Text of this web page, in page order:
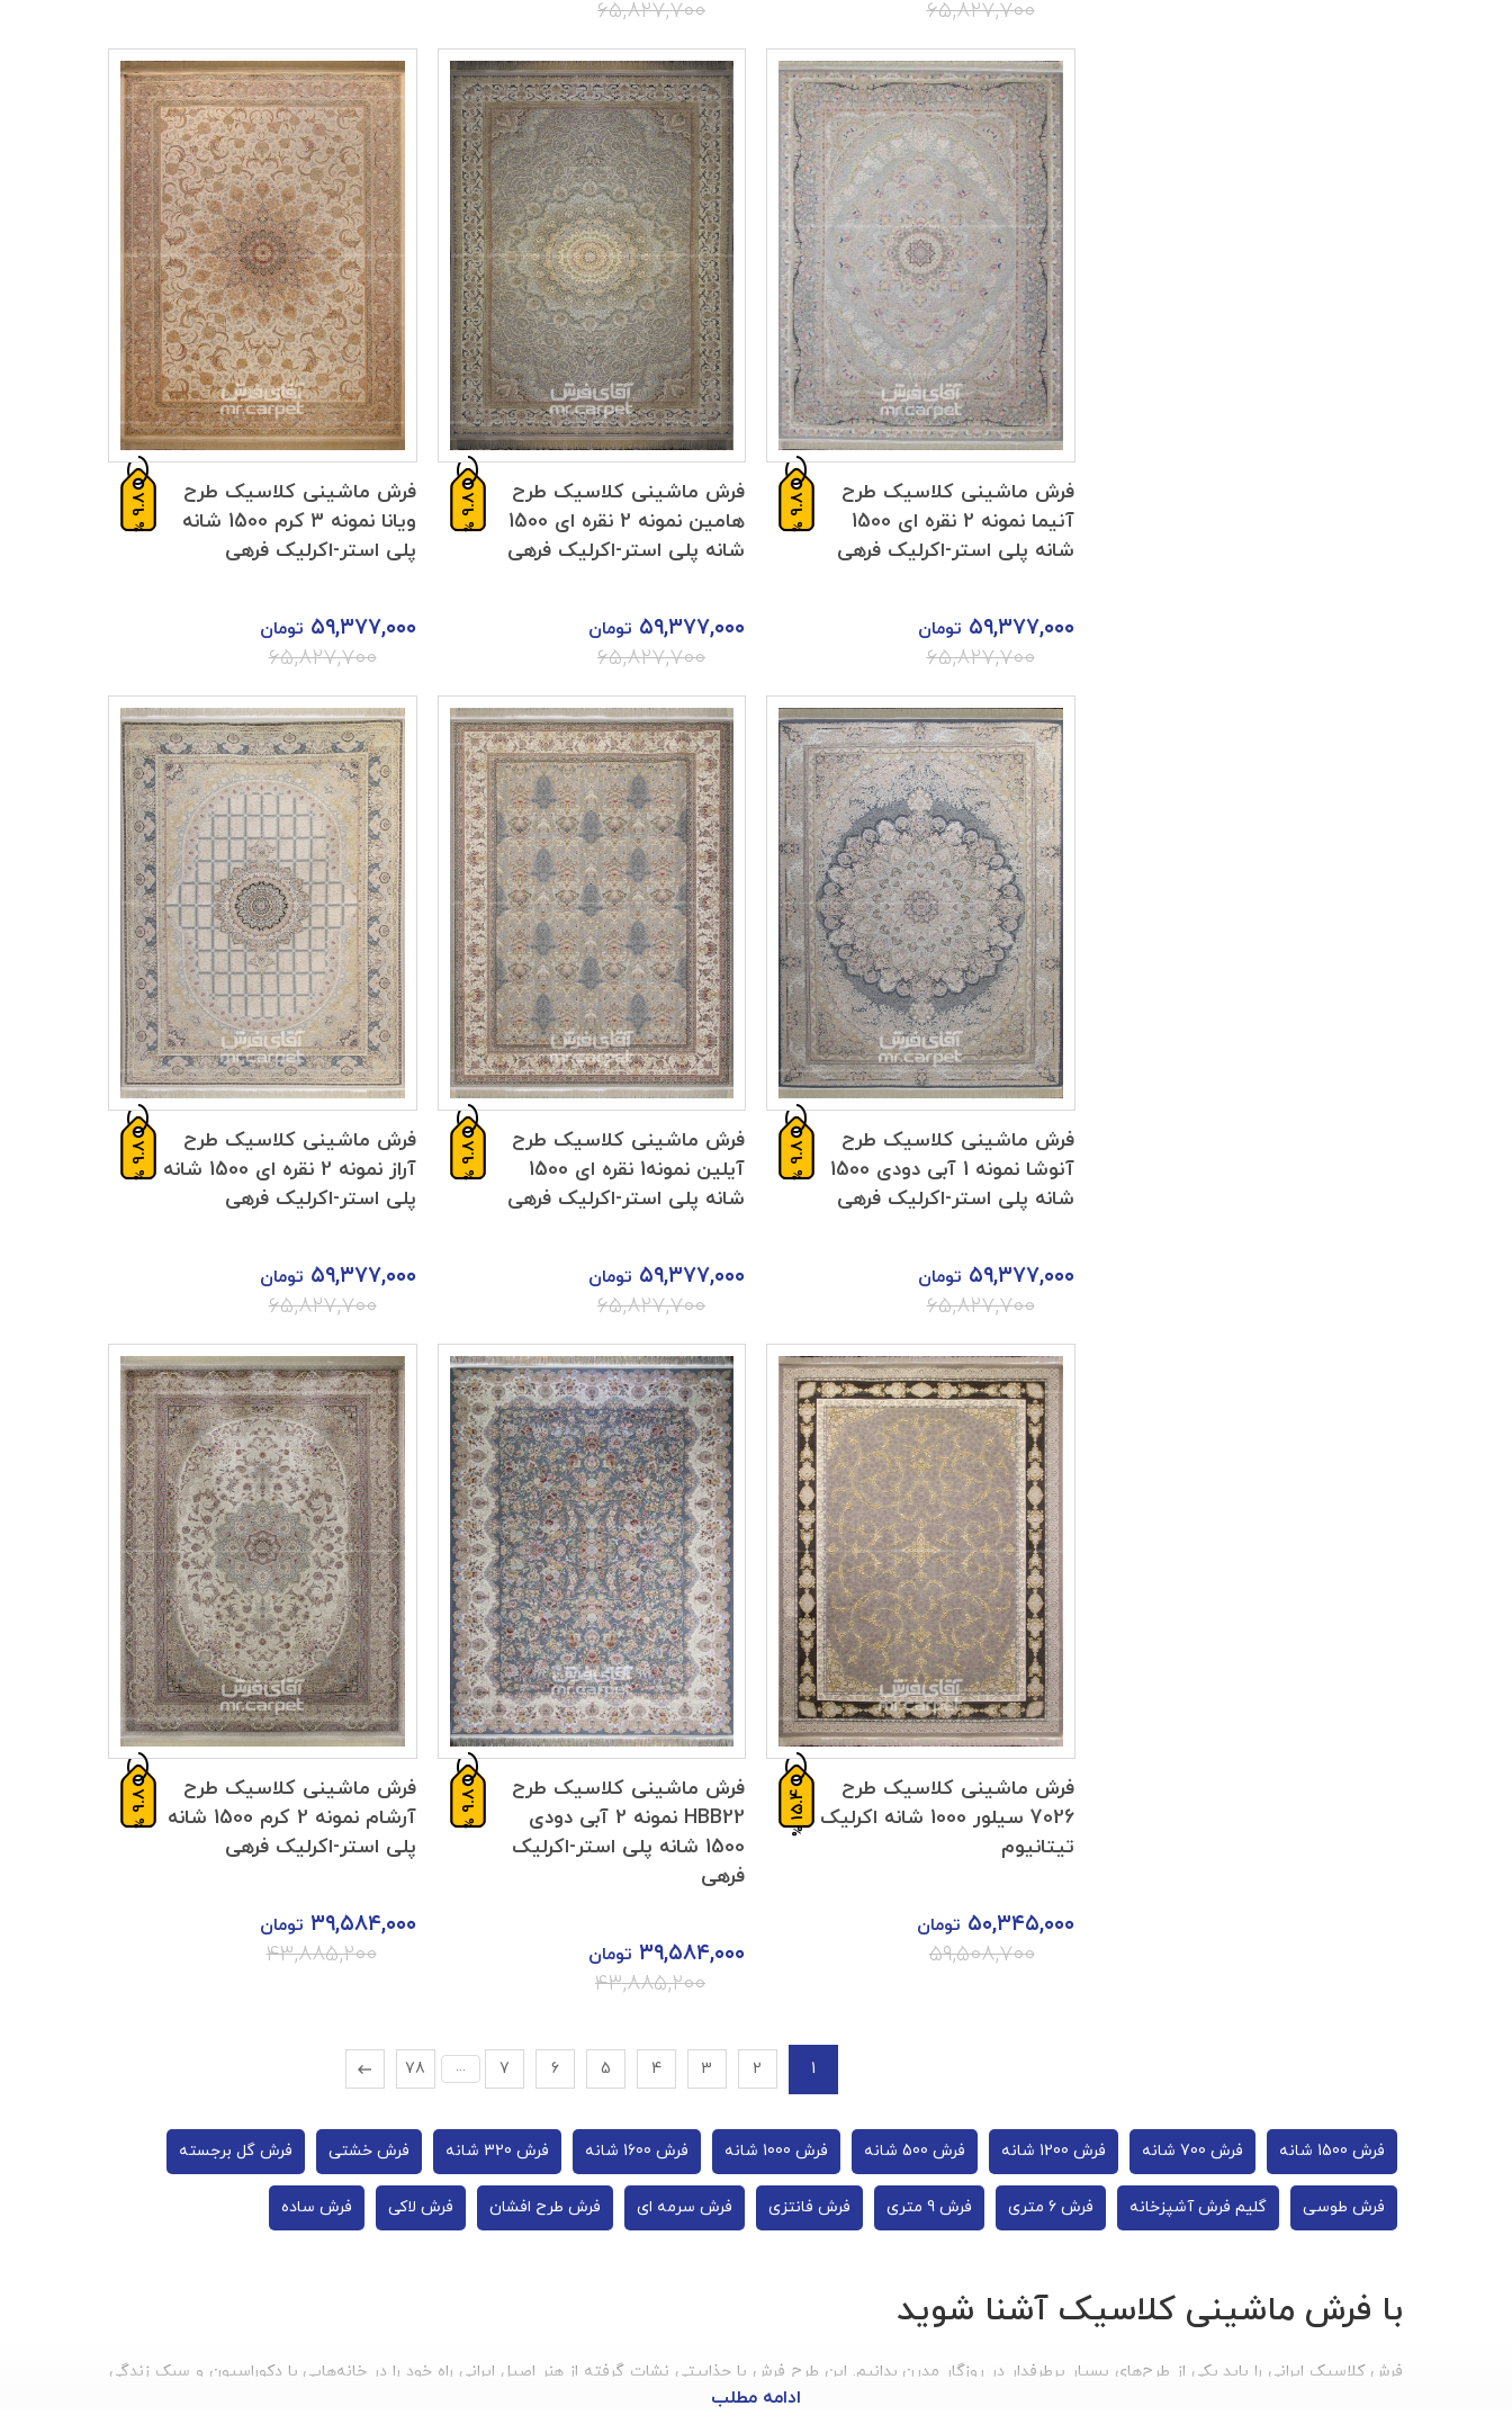
۶۵,۸۲۷,۷۰۰ ۶۵,۸۲۷,۷۰۰
9.8
%
فرش ماشینی کلاسیک طرح
آنیما نمونه 2 نقره ای 1500
شانه پلی استر-اکرلیک فرهی
۵۹,۳۷۷,۰۰۰ تومان
۶۵,۸۲۷,۷۰۰
9.8
%
فرش ماشینی کلاسیک طرح
هامین نمونه 2 نقره ای 1500
شانه پلی استر-اکرلیک فرهی
۵۹,۳۷۷,۰۰۰ تومان
۶۵,۸۲۷,۷۰۰
9.8
%
فرش ماشینی کلاسیک طرح
ویانا نمونه 3 کرم 1500 شانه
پلی استر-اکرلیک فرهی
۵۹,۳۷۷,۰۰۰ تومان
۶۵,۸۲۷,۷۰۰
9.8
%
فرش ماشینی کلاسیک طرح
آنوشا نمونه 1 آبی دودی 1500
شانه پلی استر-اکرلیک فرهی
۵۹,۳۷۷,۰۰۰ تومان
۶۵,۸۲۷,۷۰۰
9.8
%
فرش ماشینی کلاسیک طرح
آیلین نمونه1 نقره ای 1500
شانه پلی استر-اکرلیک فرهی
۵۹,۳۷۷,۰۰۰ تومان
۶۵,۸۲۷,۷۰۰
9.8
%
فرش ماشینی کلاسیک طرح
آراز نمونه 2 نقره ای 1500 شانه
پلی استر-اکرلیک فرهی
۵۹,۳۷۷,۰۰۰ تومان
۶۵,۸۲۷,۷۰۰
15.4
%
فرش ماشینی کلاسیک طرح
7026 سیلور 1000 شانه اکرلیک
تیتانیوم
۵۰,۳۴۵,۰۰۰ تومان
۵۹,۵۰۸,۷۰۰
9.8
%
فرش ماشینی کلاسیک طرح
HBB22 نمونه 2 آبی دودی
1500 شانه پلی استر-اکرلیک
فرهی
۳۹,۵۸۴,۰۰۰ تومان
۴۳,۸۸۵,۲۰۰
9.8
%
فرش ماشینی کلاسیک طرح
آرشام نمونه 2 کرم 1500 شانه
پلی استر-اکرلیک فرهی
۳۹,۵۸۴,۰۰۰ تومان
۴۳,۸۸۵,۲۰۰
1
2
3
4
5
6
7
...
78
فرش 1500 شانه فرش 700 شانه فرش 1200 شانه فرش 500 شانه فرش 1000 شانه فرش 1600 شانه فرش 320 شانه فرش خشتی فرش گل برجسته
فرش طوسی گلیم فرش آشپزخانه فرش 6 متری فرش 9 متری فرش فانتزی فرش سرمه‌ ای فرش طرح افشان فرش لاکی فرش ساده
با فرش ماشینی کلاسیک آشنا شوید
فرش کلاسیک ایرانی را باید یکی از طرح‌های بسیار پرطرفدار در روزگار مدرن بدانیم. این طرح فرش با جذابیتی نشات گرفته از هنر اصیل ایرانی راه خود را در خانه‌هایی با دکوراسیون و سبک زندگی
مدرن پیدا کرده است. در طول چند سده گذشته، فرش‌های کلاسیک به عنوان یک کفپوش یا زیرانداز مطرح در خانه‌های ایرانیان و حتی کشورهای همسایه، به یکی از عناصر اصلی دکوراسیون تبديل
ادامه مطلب